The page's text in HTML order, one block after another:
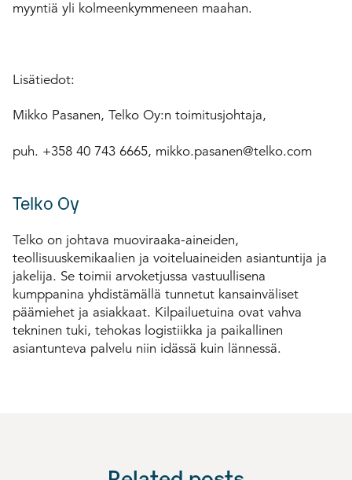
myyntiä yli kolmeenkymmeneen maahan.
Lisätiedot:
Mikko Pasanen, Telko Oy:n toimitusjohtaja,
puh. +358 40 743 6665, mikko.pasanen@telko.com
Telko Oy
Telko on johtava muoviraaka-aineiden,
teollisuuskemikaalien ja voiteluaineiden asiantuntija ja
jakelija. Se toimii arvoketjussa vastuullisena
kumppanina yhdistämällä tunnetut kansainväliset
päämiehet ja asiakkaat. Kilpailuetuina ovat vahva
tekninen tuki, tehokas logistiikka ja paikallinen
asiantunteva palvelu niin idässä kuin lännessä.